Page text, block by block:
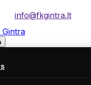
info@fkgintra.lt